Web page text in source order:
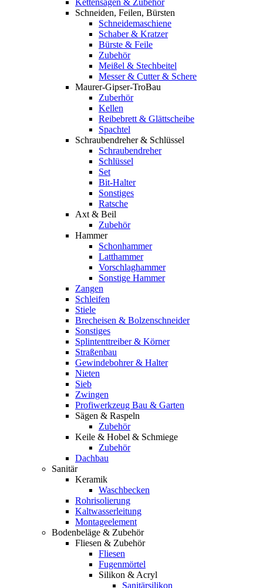
Kettensägen & Zubehör
Schneiden, Feilen, Bürsten
Schneidemaschiene
Schaber & Kratzer
Bürste & Feile
Zubehör
Meißel & Stechbeitel
Messer & Cutter & Schere
Maurer-Gipser-TroBau
Zuberhör
Kellen
Reibebrett & Glättscheibe
Spachtel
Schraubendreher & Schlüssel
Schraubendreher
Schlüssel
Set
Bit-Halter
Sonstiges
Ratsche
Axt & Beil
Zubehör
Hammer
Schonhammer
Latthammer
Vorschlaghammer
Sonstige Hammer
Zangen
Schleifen
Stiele
Brecheisen & Bolzenschneider
Sonstiges
Splintenttreiber & Körner
Straßenbau
Gewindebohrer & Halter
Nieten
Sieb
Zwingen
Profiwerkzeug Bau & Garten
Sägen & Raspeln
Zubehör
Keile & Hobel & Schmiege
Zubehör
Dachbau
Sanitär
Keramik
Waschbecken
Rohrisolierung
Kaltwasserleitung
Montageelement
Bodenbeläge & Zubehör
Fliesen & Zubehör
Fliesen
Fugenmörtel
Silikon & Acryl
Sanitärsilikon